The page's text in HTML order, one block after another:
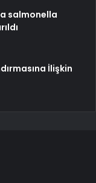
salmonella
İlişkin